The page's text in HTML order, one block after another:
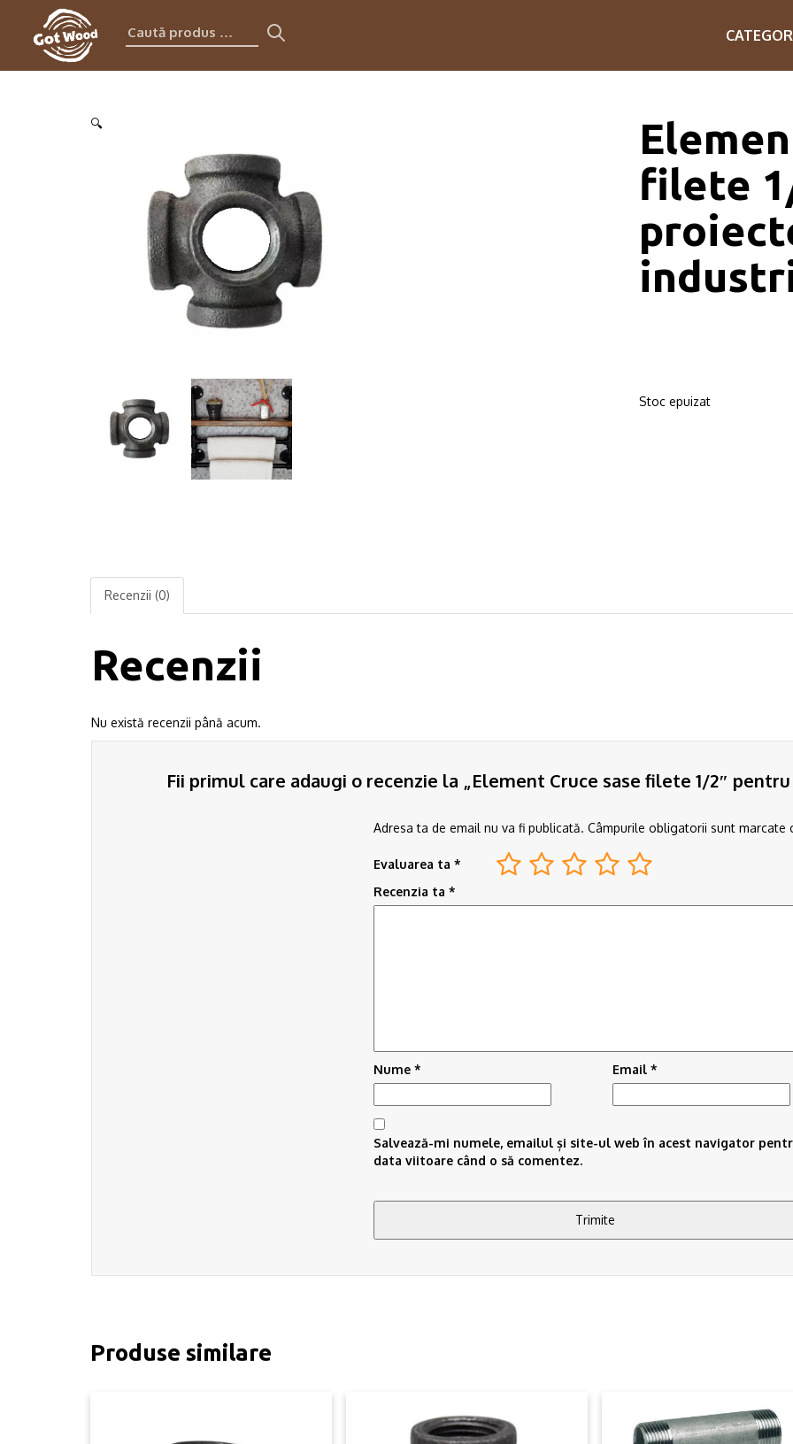
Caută
produs:
🔍
filete
Stoc epuizat
Recenzii (0)
Recenzii
Nu există recenzii până acum.
Fii primul care adaugi o recenzie la „Element Cruce sase filete 1/2″
Adresa ta de email nu va fi publicată. Câmpurile obligatorii sunt marcate
Evaluarea ta *
Recenzia ta *
Nume * Email *
Salvează-mi numele, emailul și site-ul web în acest navigator
data viitoare când o să comentez.
Produse similare